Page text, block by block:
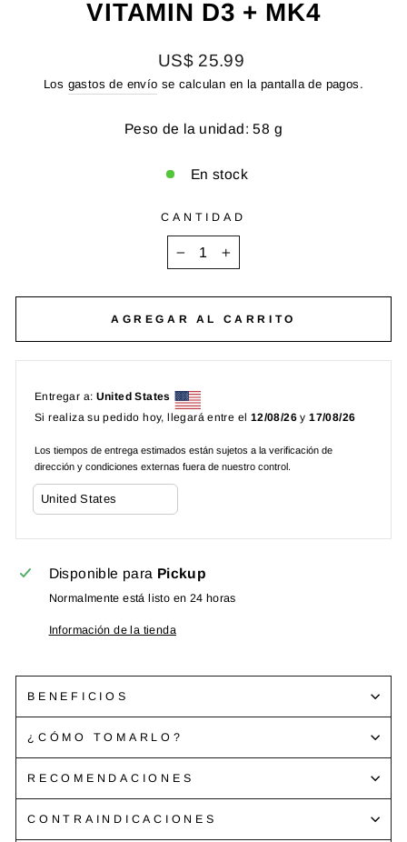
VITAMIN D3 + MK4
Precio
habitual
US$ 25.99
Los gastos de envío se calculan en la pantalla de pagos.
Peso de la unidad: 58 g
En stock
CANTIDAD
AGREGAR AL CARRITO
Entregar a: United States
Si realiza su pedido hoy, llegará entre el 12/08/26y17/08/26
Los tiempos de entrega estimados están sujetos a la verificación de
dirección y condiciones externas fuera de nuestro control.
Disponible para Pickup
Normalmente está listo en 24 horas
Información de la tienda
BENEFICIOS
¿CÓMO TOMARLO?
RECOMENDACIONES
CONTRAINDICACIONES